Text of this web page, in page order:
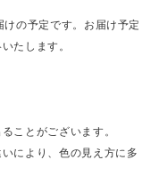
の予定です。お届け予定
たします。
ことがございます。
により、色の見え方に多